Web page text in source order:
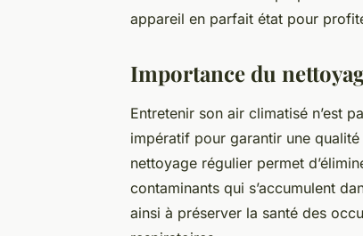
appareil en parfait état pour
Importance du
Entretenir son air climatisé n’est
impératif pour garantir une
nettoyage régulier permet
contaminants qui s’accumulent
ainsi à préserver la santé des